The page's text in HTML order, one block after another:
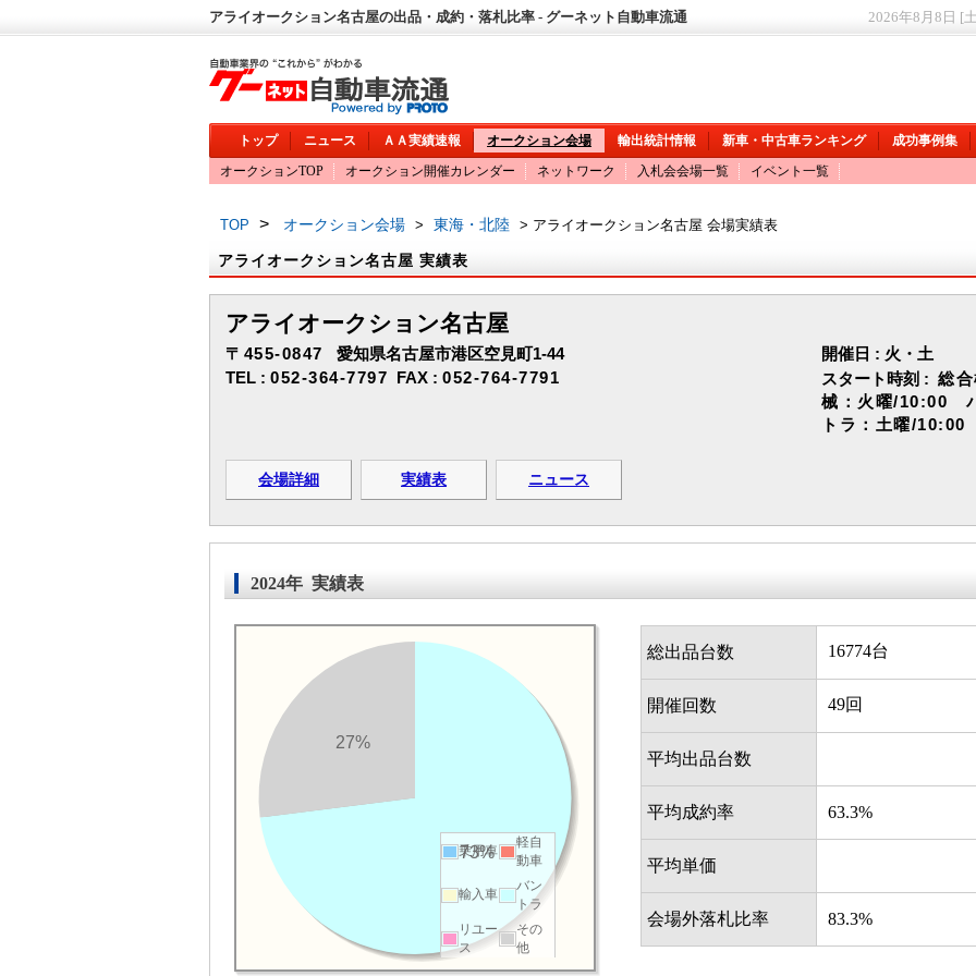
アライオークション名古屋の出品・成約・落札比率 - グーネット自動車流通 2026年8月8日 [
トップ ニュース ＡＡ実績速報 オークション会場 輸出統計情報 新車・中古車ランキング
成功事例集
オークションTOP
オークション開催カレンダー ネットワーク 入札会会場一覧 イベント一覧
TOP > オークション会場 > 東海・北陸 > アライオークション名古屋 会場実績表
アライオークション名古屋 実績表
アライオークション名古屋
〒455-0847 愛知県名古屋市港区空見町1-44
TEL : 052-364-7797 FAX :052-764-7791
開催日 : 火・土
スタート時刻 : 総
械：火曜/10:00
トラ：土曜/10:00
会場詳細 実績表 ニュース
2024年 実績表
乗用車
軽自
動車
輸入車
バン
トラ
リユー
ス
その
他
73%
27%
総出品台数 16774台
開催回数 49回
平均出品台数
平均成約率 63.3%
平均単価
会場外落札比率 83.3%